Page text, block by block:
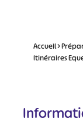
Accueil>
Itinéraires